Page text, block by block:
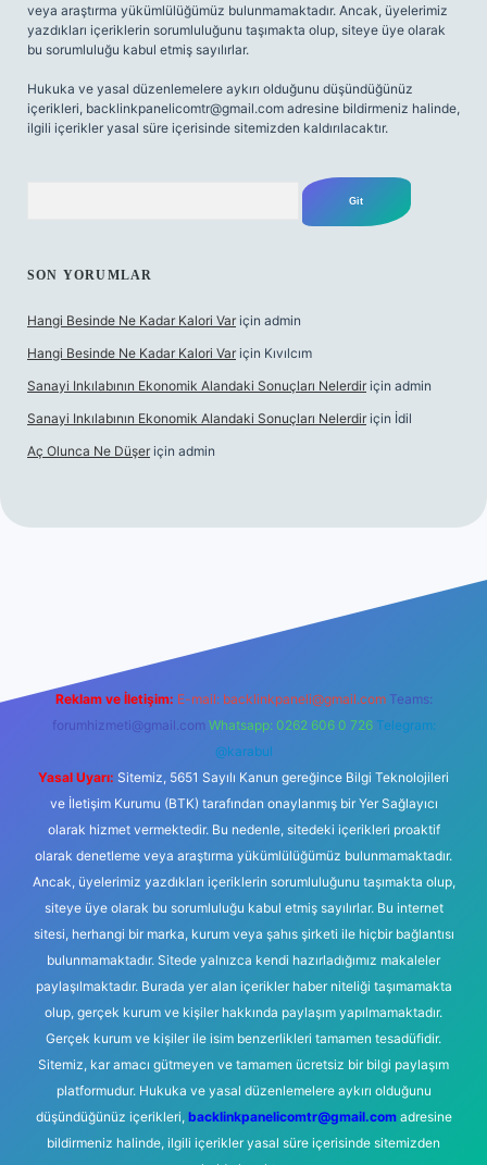
veya araştırma yükümlülüğümüz bulunmamaktadır. Ancak, üyelerimiz
yazdıkları içeriklerin sorumluluğunu taşımakta olup, siteye üye olarak
bu sorumluluğu kabul etmiş sayılırlar.
Hukuka ve yasal düzenlemelere aykırı olduğunu düşündüğünüz
içerikleri, backlinkpanelicomtr@gmail.com adresine bildirmeniz halinde,
ilgili içerikler yasal süre içerisinde sitemizden kaldırılacaktır.
SON YORUMLAR
Hangi Besinde Ne Kadar Kalori Var için admin
Hangi Besinde Ne Kadar Kalori Var için Kıvılcım
Sanayi Inkılabının Ekonomik Alandaki Sonuçları Nelerdir için admin
Sanayi Inkılabının Ekonomik Alandaki Sonuçları Nelerdir için İdil
Aç Olunca Ne Düşer için admin
Reklam ve İletişim: E-mail: backlinkpaneli@gmail.com Teams:
forumhizmeti@gmail.com Whatsapp: 0262 606 0 726 Telegram:
@karabul
Yasal Uyarı: Sitemiz, 5651 Sayılı Kanun gereğince Bilgi Teknolojileri
ve İletişim Kurumu (BTK) tarafından onaylanmış bir Yer Sağlayıcı
olarak hizmet vermektedir. Bu nedenle, sitedeki içerikleri proaktif
olarak denetleme veya araştırma yükümlülüğümüz bulunmamaktadır.
Ancak, üyelerimiz yazdıkları içeriklerin sorumluluğunu taşımakta olup,
siteye üye olarak bu sorumluluğu kabul etmiş sayılırlar. Bu internet
sitesi, herhangi bir marka, kurum veya şahıs şirketi ile hiçbir bağlantısı
bulunmamaktadır. Sitede yalnızca kendi hazırladığımız makaleler
paylaşılmaktadır. Burada yer alan içerikler haber niteliği taşımamakta
olup, gerçek kurum ve kişiler hakkında paylaşım yapılmamaktadır.
Gerçek kurum ve kişiler ile isim benzerlikleri tamamen tesadüfidir.
Sitemiz, kar amacı gütmeyen ve tamamen ücretsiz bir bilgi paylaşım
platformudur. Hukuka ve yasal düzenlemelere aykırı olduğunu
düşündüğünüz içerikleri, backlinkpanelicomtr@gmail.comadresine
bildirmeniz halinde, ilgili içerikler yasal süre içerisinde sitemizden